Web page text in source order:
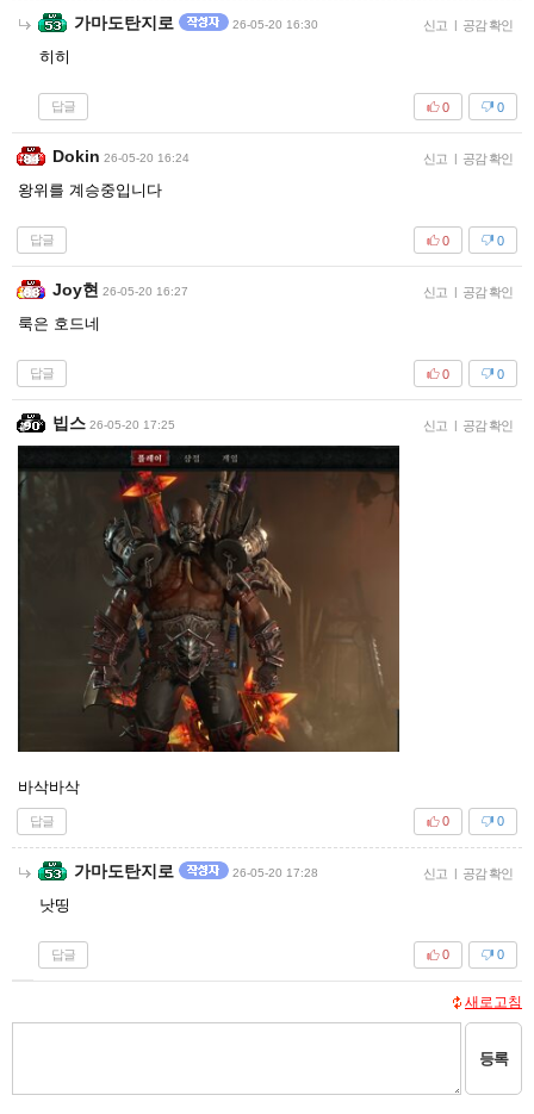
가마도탄지로 26-05-20 16:30 신고 | 공감 확인
히히
답글 0
0
Dokin 26-05-20 16:24 신고 | 공감 확인
왕위를 계승중입니다
답글 0
0
Joy현 26-05-20 16:27 신고 | 공감 확인
룩은 호드네
답글 0
0
빕스 26-05-20 17:25 신고 | 공감 확인
바삭바삭
답글 0
0
가마도탄지로 26-05-20 17:28 신고 | 공감 확인
낫띵
답글 0
0
새로고침
등록